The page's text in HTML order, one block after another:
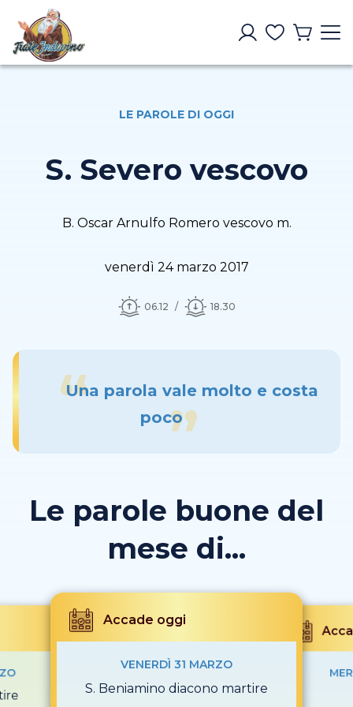
LE PAROLE DI OGGI
S. Severo vescovo
B. Oscar Arnulfo Romero vescovo m.
venerdì 24 marzo 2017
06.12 18.30
Una parola vale molto e costa
poco
Le parole buone del
mese di...
Accade oggi
VENERDÌ 31 MARZO
S. Beniamino diacono martire